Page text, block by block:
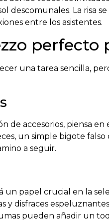
descomunales. La risa
entre los asistentes.
perfecto
una tarea sencilla,
accesorios, piensa en
un simple bigote
a seguir.
papel crucial en la
y disfraces
pueden añadir un